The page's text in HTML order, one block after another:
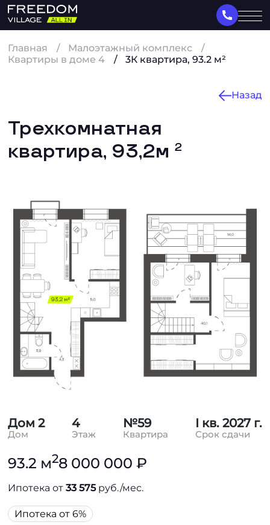
Главная
Малоэтажный комплекс
Квартиры в доме 4
3К квартира, 93.2 м²
Назад
Трехкомнатная
квартира, 93,2м 2
Дом 2
Дом
4
Этаж
№59
Квартира
I кв. 2027 г.
Срок сдачи
93.2 м28 000 000 ₽
Ипотека от33 575руб./мес.
Ипотека от 6%